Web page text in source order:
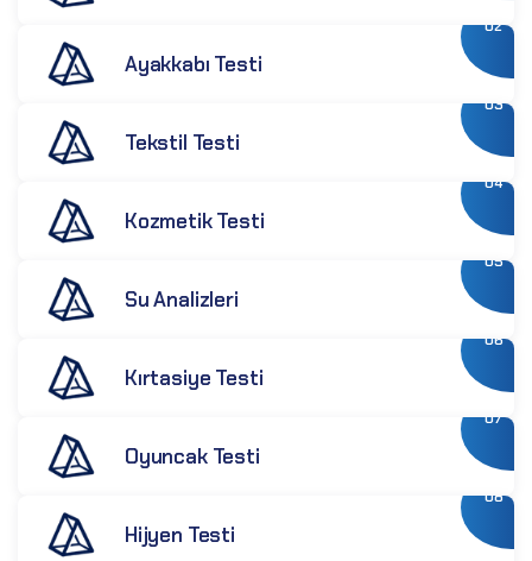
02
Ayakkabı Testi
03
Tekstil Testi
04
Kozmetik Testi
05
Su Analizleri
06
Kırtasiye Testi
07
Oyuncak Testi
08
Hijyen Testi